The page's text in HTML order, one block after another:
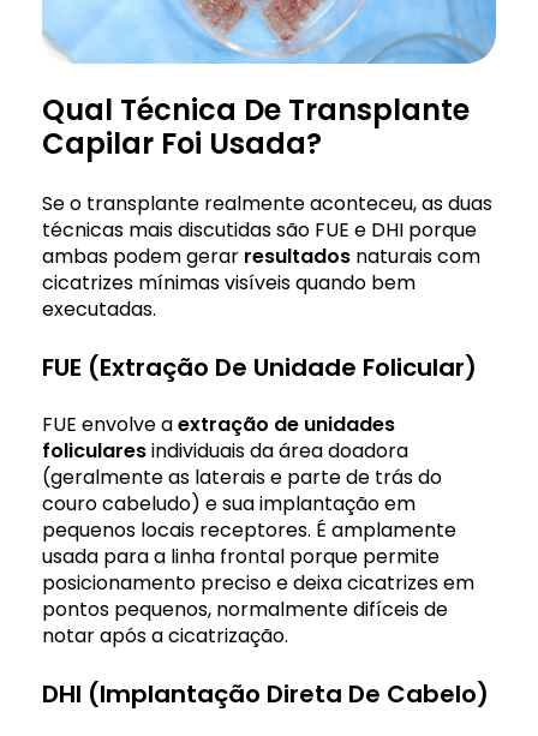
Qual Técnica De Transplante
Capilar Foi Usada?
Se o transplante realmente aconteceu, as duas
técnicas mais discutidas são FUE e DHI porque
ambas podem gerar resultados naturais com
cicatrizes mínimas visíveis quando bem
executadas.
FUE (Extração De Unidade Folicular)
FUE envolve aextração de unidades
folicularesindividuais da área doadora
(geralmente as laterais e parte de trás do
couro cabeludo) e sua implantação em
pequenos locais receptores. É amplamente
usada para a linha frontal porque permite
posicionamento preciso e deixa cicatrizes em
pontos pequenos, normalmente difíceis de
notar após a cicatrização.
DHI (Implantação Direta De Cabelo)